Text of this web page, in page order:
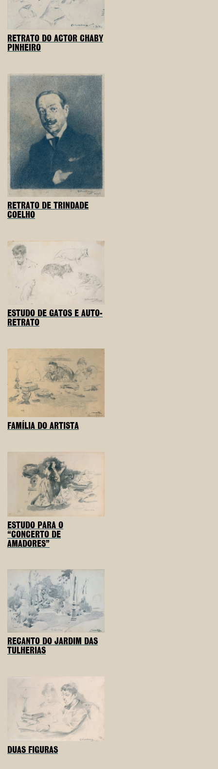
RETRATO DO ACTOR CHABY
PINHEIRO
RETRATO DE TRINDADE
COELHO
ESTUDO DE GATOS E AUTO-
RETRATO
FAMÍLIA DO ARTISTA
ESTUDO PARA O
“CONCERTO DE
AMADORES”
RECANTO DO JARDIM DAS
TULHERIAS
DUAS FIGURAS